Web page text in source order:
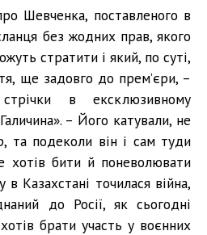
Шевченка, поставленого в
без жодних прав, якого
стратити і який, по суті,
ще задовго до прем’єри, –
в ексклюзивному
– Його катували, не
та подеколи він і сам туди
хотів бити й поневолювати
Казахстані точилася війна,
до Росії, як сьогодні
брати участь у воєнних